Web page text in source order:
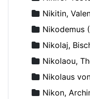
Nikitin,
Nikodemus
Nikolaj,
Nikolaou,
Nikolaus
Nikon,